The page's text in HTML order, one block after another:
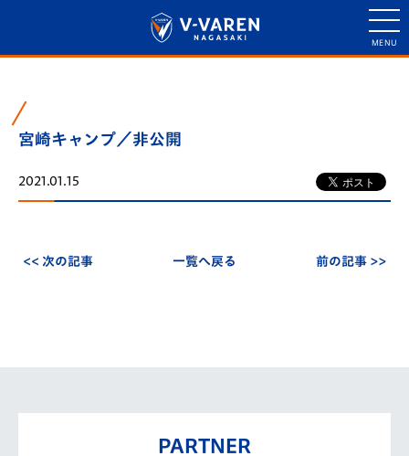
宮崎キャンプ／非公開
2021.01.15
<< 次の記事 一覧へ戻る 前の記事 >>
PARTNER